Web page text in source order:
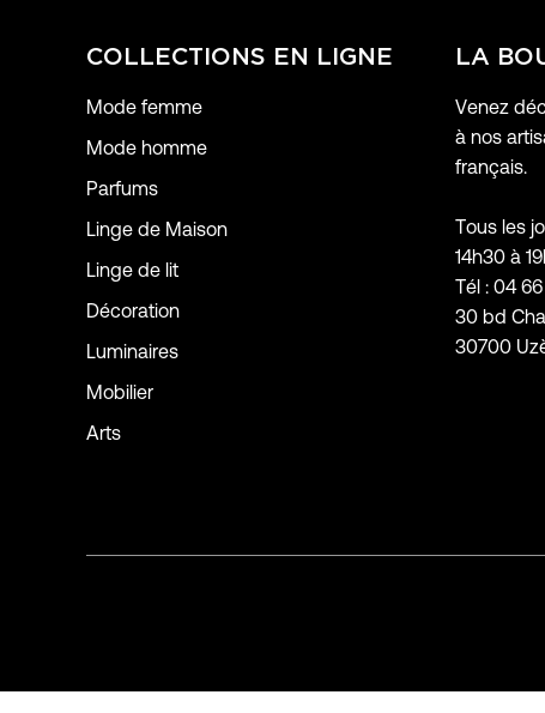
COLLECTIONS EN LIGNE
Mode femme
Mode homme
Parfums
Linge de Maison
Linge de lit
Décoration
Luminaires
Mobilier
Arts
LA
Venez
à nos
français.
Tous les
14h30 à
Tél : 04
30 bd
30700